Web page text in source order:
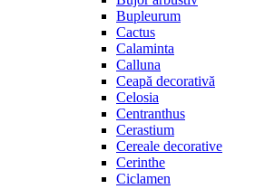
Bupleurum
Cactus
Calaminta
Calluna
Ceapă decorativă
Celosia
Centranthus
Cerastium
Cereale decorative
Cerinthe
Ciclamen